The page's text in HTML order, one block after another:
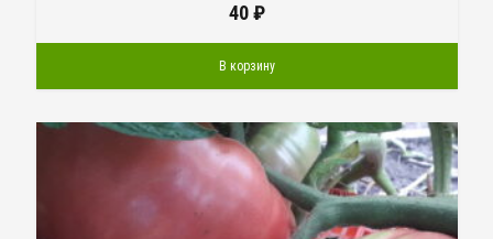
40₽
В корзину